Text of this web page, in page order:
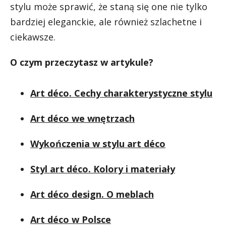
stylu może sprawić, że staną się one nie tylko
bardziej eleganckie, ale również szlachetne i
ciekawsze.
O czym przeczytasz w artykule?
Art déco. Cechy charakterystyczne stylu
Art déco we wnętrzach
Wykończenia w stylu art déco
Styl art déco. Kolory i materiały
Art déco design. O meblach
Art déco w Polsce